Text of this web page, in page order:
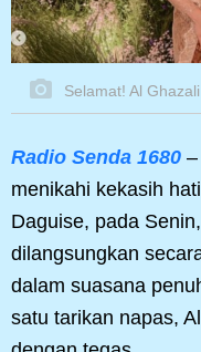
Selamat! Al
Radio Senda 1680
menikahi kekasih
Daguise, pada
dilangsungkan
dalam suasana
satu tarikan napas,